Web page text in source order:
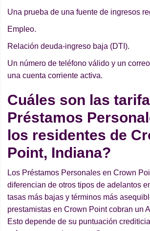
Una prueba de una fuente de ingresos
Empleo.
Relación deuda-ingreso baja (DTI).
Un número de teléfono válido y un
una cuenta corriente activa.
Cuáles son las
Préstamos
los residentes de
Point, Indiana?
Los Préstamos Personales en Crown
diferencian de otros tipos de adelantos
tasas más bajas y términos más
prestamistas en Crown Point cobran un
Esto depende de su puntuación